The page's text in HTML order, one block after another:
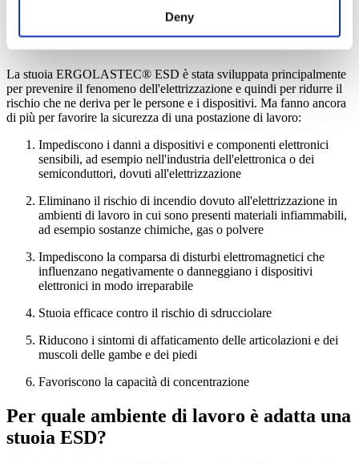
Deny
Quali pericoli vengono eliminati da una
stuoia ESD?
La stuoia ERGOLASTEC® ESD è stata sviluppata principalmente
per prevenire il fenomeno dell'elettrizzazione e quindi per ridurre il
rischio che ne deriva per le persone e i dispositivi. Ma fanno ancora
di più per favorire la sicurezza di una postazione di lavoro:
Impediscono i danni a dispositivi e componenti elettronici
sensibili, ad esempio nell'industria dell'elettronica o dei
semiconduttori, dovuti all'elettrizzazione
Eliminano il rischio di incendio dovuto all'elettrizzazione in
ambienti di lavoro in cui sono presenti materiali infiammabili,
ad esempio sostanze chimiche, gas o polvere
Impediscono la comparsa di disturbi elettromagnetici che
influenzano negativamente o danneggiano i dispositivi
elettronici in modo irreparabile
Stuoia efficace contro il rischio di sdrucciolare
Riducono i sintomi di affaticamento delle articolazioni e dei
muscoli delle gambe e dei piedi
Favoriscono la capacità di concentrazione
Per quale ambiente di lavoro è adatta una
stuoia ESD?